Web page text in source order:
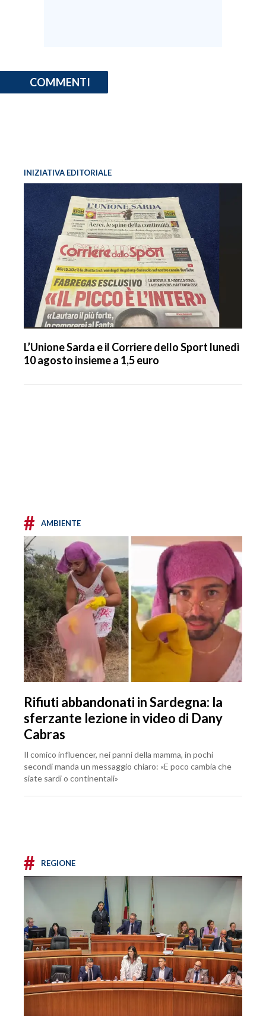
COMMENTI
INIZIATIVA EDITORIALE
L’Unione Sarda e il Corriere dello Sport lunedì
10 agosto insieme a 1,5 euro
# AMBIENTE
Rifiuti abbandonati in Sardegna: la
sferzante lezione in video di Dany
Cabras
Il comico influencer, nei panni della mamma, in pochi
secondi manda un messaggio chiaro: «E poco cambia che
siate sardi o continentali»
# REGIONE